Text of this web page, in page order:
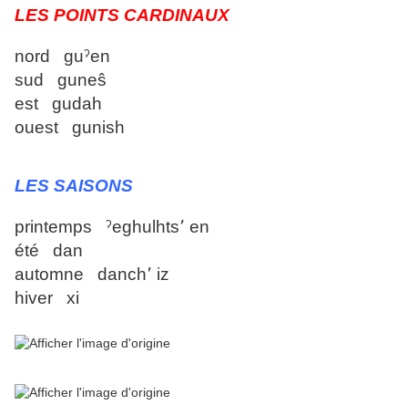
LES POINTS CARDINAUX
nord guˀen
sud guneŝ
est gudah
ouest gunish
LES SAISONS
printemps ˀeghulhts՚ en
été dan
automne danch՚ iz
hiver xi